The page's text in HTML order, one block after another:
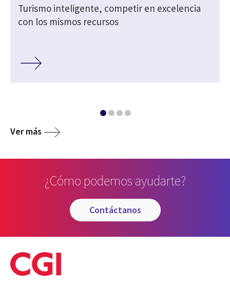
Turismo inteligente, competir en excelencia
con los mismos recursos
Ver más
¿Cómo podemos ayudarte?
contáctanos